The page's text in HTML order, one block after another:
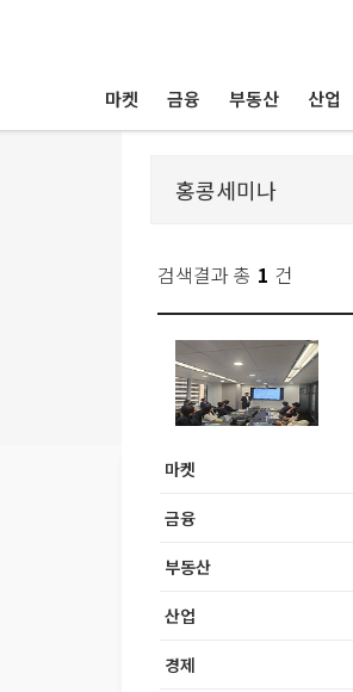
마켓 금융 부동산 산업
검색결과 총 1 건
마켓
금융
부동산
산업
경제